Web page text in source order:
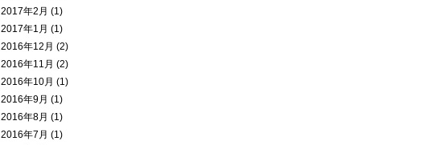
2017年2月 (1)
2017年1月 (1)
2016年12月 (2)
2016年11月 (2)
2016年10月 (1)
2016年9月 (1)
2016年8月 (1)
2016年7月 (1)